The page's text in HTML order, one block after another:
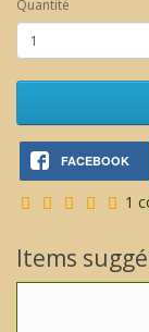
Quantité
FACEBOOK
1
Items